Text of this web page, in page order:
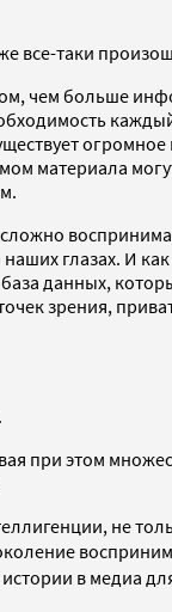
все-таки
чем больше
огромное
материала
глазах. И
данных,
зрения,
при этом
не
в медиа